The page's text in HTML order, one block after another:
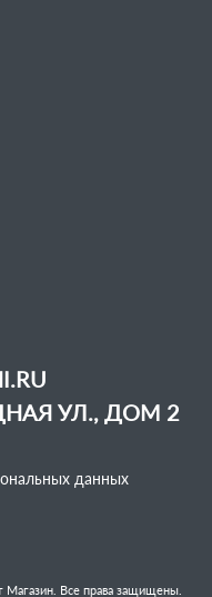
УЛ., ДОМ 2
данных
Магазин. Все права защищены.